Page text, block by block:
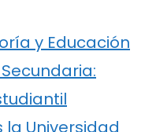
y Educación
la Universidad